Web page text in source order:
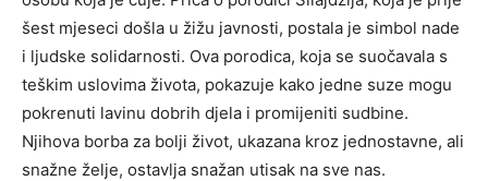
šest mjeseci došla u žižu javnosti, postala je simbol nade
i ljudske solidarnosti. Ova porodica, koja se suočavala s
teškim uslovima života, pokazuje kako jedne suze mogu
pokrenuti lavinu dobrih djela i promijeniti sudbine.
Njihova borba za bolji život, ukazana kroz jednostavne, ali
snažne želje, ostavlja snažan utisak na sve nas.